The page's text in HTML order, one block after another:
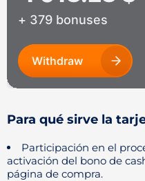
Para qué sirve la
Participación en el
activación del bono de
página de compra.